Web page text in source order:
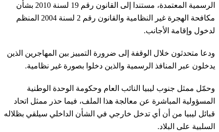
الرسمية المعتمدة، مستندا إلى القانون رقم 19 لسنة 2010 بشأن
مكافحة الهجرة غير النظامية والقانون رقم 2 لسنة 2004 المنظم
لدخول وإقامة الأجانب.
ودعا متحدثون خلال الوقفة إلى ضرورة التمييز بين المهاجرين الذين
يدخلون عبر المنافذ الرسمية والذين دخلوا بصورة غير نظامية.
وحمّل ممثل جنوب ليبيا النائب العام وحكومة الوحدة الوطنية
المسؤولية المباشرة عن معالجة هذا الملف، فيما حذر ممثل اتحاد
قبائل ليبيا من أن أي تدخل خارجي في الشأن الداخلي سيلقي بظلاله
السلبية على البلاد.